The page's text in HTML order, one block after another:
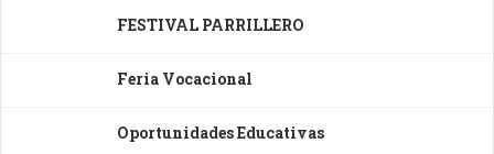
FESTIVAL PARRILLERO
Feria Vocacional
Oportunidades Educativas